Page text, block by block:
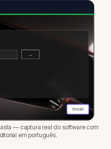
— captura real do software com
em português.